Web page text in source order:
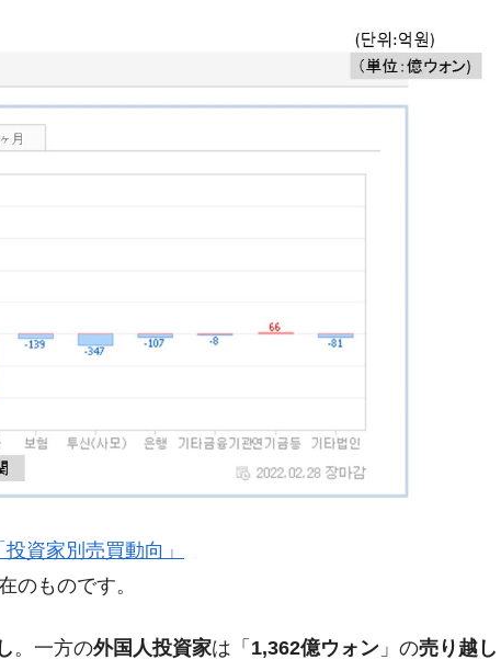
ゲットにぶん殴る法案」提出！⇒ クーパン問題は合衆国企業に対
暴落に他人事のような発言。
年2Qの業績「史上最高益」当期純利益は前年同期比13.4倍に。
07月29日(水)もサイドカー・サーキットブレイカーの二段コンボ
全産業の半分未満しか雇用を生まない
技術の塊！
る都道府県とは？
手がもらえる賞金とは？
は？
りそうなスーパーリーグとは？
く打っている意外な選手とは？
資家別売買動向」
のものです。
。一方の外国人投資家は「 1,362億ウォン 」の売り越し